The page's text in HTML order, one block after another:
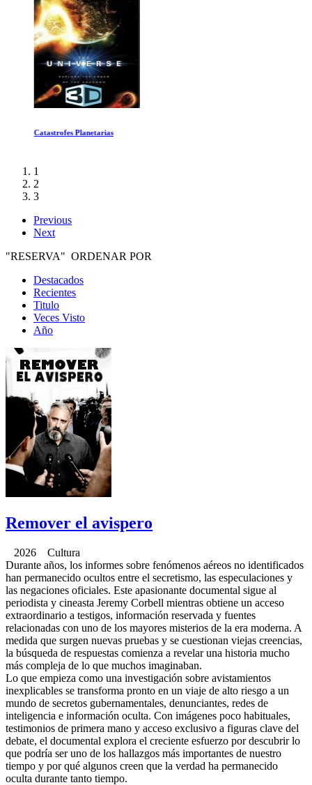
Catastrofes Planetarias
1
2
3
Previous
Next
"RESERVA" ORDENAR POR
Destacados
Recientes
Titulo
Veces Visto
Año
Remover el avispero
2026 Cultura
Durante años, los informes sobre fenómenos aéreos no identificados
han permanecido ocultos entre el secretismo, las especulaciones y
las negaciones oficiales. Este apasionante documental sigue al
periodista y cineasta Jeremy Corbell mientras obtiene un acceso
extraordinario a testigos, información reservada y fuentes
relacionadas con uno de los mayores misterios de la era moderna. A
medida que surgen nuevas pruebas y se cuestionan viejas creencias,
la búsqueda de respuestas comienza a revelar una historia mucho
más compleja de lo que muchos imaginaban.
Lo que empieza como una investigación sobre avistamientos
inexplicables se transforma pronto en un viaje de alto riesgo a un
mundo de secretos gubernamentales, denunciantes, redes de
inteligencia e información oculta. Con imágenes poco habituales,
testimonios de primera mano y acceso exclusivo a figuras clave del
debate, el documental explora el creciente esfuerzo por descubrir lo
que podría ser uno de los hallazgos más importantes de nuestro
tiempo y por qué algunos creen que la verdad ha permanecido
oculta durante tanto tiempo.